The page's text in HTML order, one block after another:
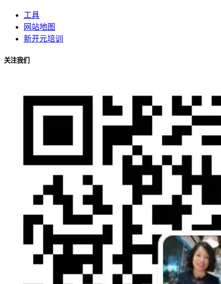
工具
网站地图
新开元培训
关注我们